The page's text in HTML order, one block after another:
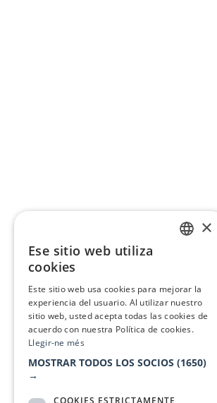
×
Ese sitio web utiliza
cookies
Este sitio web usa cookies para mejorar la
experiencia del usuario. Al utilizar nuestro
sitio web, usted acepta todas las cookies de
acuerdo con nuestra Política de cookies.
Llegir-ne més
MOSTRAR TODOS LOS SOCIOS (1650)
→
COOKIES ESTRICTAMENTE